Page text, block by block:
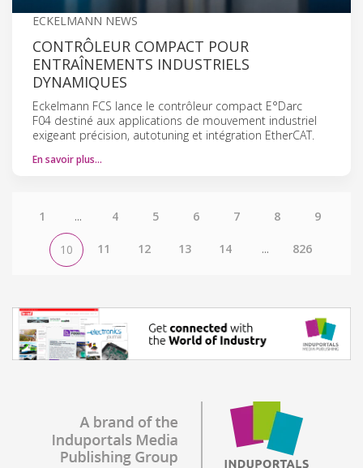
ECKELMANN NEWS
CONTRÔLEUR COMPACT POUR
ENTRAÎNEMENTS INDUSTRIELS
DYNAMIQUES
Eckelmann FCS lance le contrôleur compact E°Darc
F04 destiné aux applications de mouvement industriel
exigeant précision, autotuning et intégration EtherCAT.
En savoir plus…
1 ... 4 5 6 7 8 9
10 11 12 13 14 ... 826